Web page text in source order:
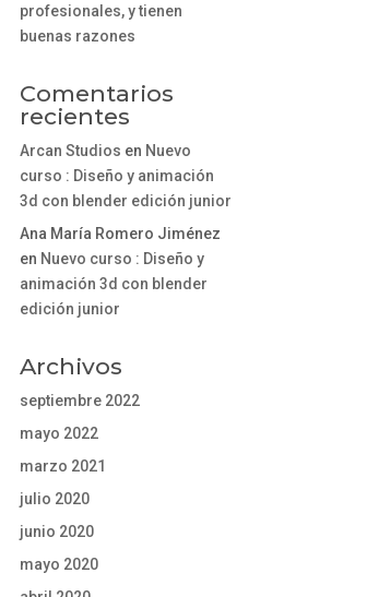
profesionales, y tienen
buenas razones
Comentarios
recientes
Arcan Studios en Nuevo
curso : Diseño y animación
3d con blender edición junior
Ana María Romero Jiménez
en Nuevo curso : Diseño y
animación 3d con blender
edición junior
Archivos
septiembre 2022
mayo 2022
marzo 2021
julio 2020
junio 2020
mayo 2020